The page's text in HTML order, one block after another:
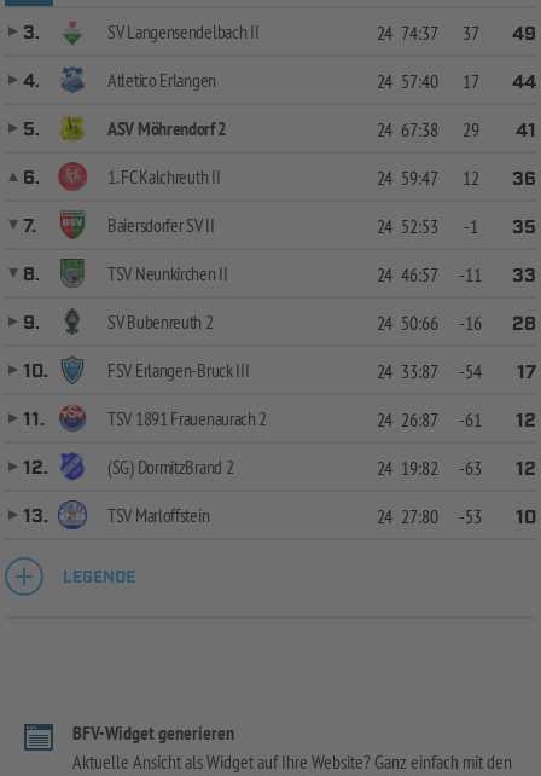
3.
SV Langensendelbach II 24 74:37 37
49
4.
Atletico Erlangen 24 57:40 17
44
5.
ASV Möhrendorf 2 24 67:38 29
41
6.
1. FC Kalchreuth II 24 59:47 12
36
7.
Baiersdorfer SV II 24 52:53 -1
35
8.
TSV Neunkirchen II 24 46:57 -11
33
9.
SV Bubenreuth 2 24 50:66 -16
28
10.
FSV Erlangen-Bruck III 24 33:87 -54
17
11.
TSV 1891 Frauenaurach 2 24 26:87 -61
12
12.
(SG) DormitzBrand 2 24 19:82 -63
12
13.
TSV Marloffstein 24 27:80 -53 10
LEGENDE
BFV-Widget generieren
Aktuelle Ansicht als Widget auf Ihre Website? Ganz einfach mit den